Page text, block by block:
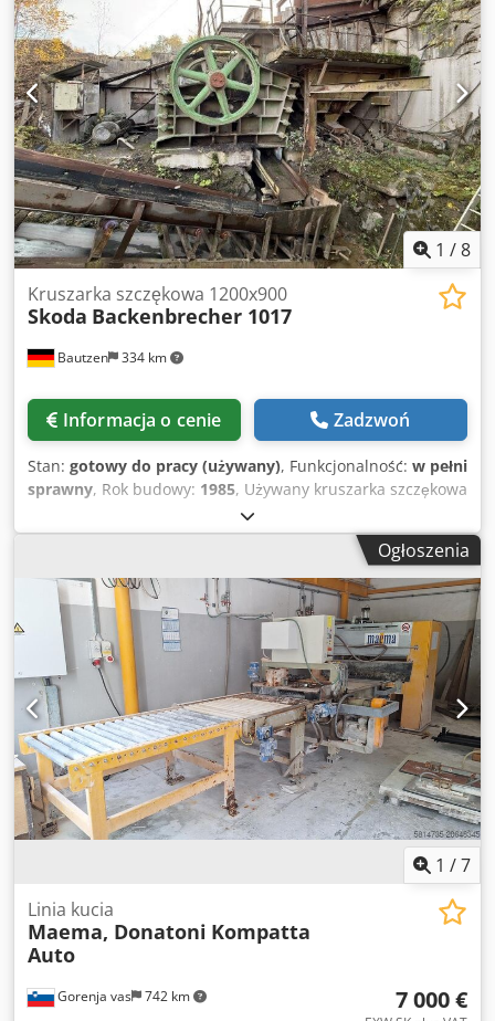
generalnego remontu: sprężyny, rama podstawowa, wał
kardana, urządzenia napinające oraz silnik elektryczny.
Możliwa jest wizja lokalna. Dwodpfx Aozb Nktjcpja
1 /8
Bautzen 334 km
Kruszarka szczękowa 1200x900
Skoda Backenbrecher 1017
Informacja o cenie Zadzwoń
Stan: gotowy do pracy (używany), Funkcjonalność: w pełni
sprawny, Rok budowy: 1985, Używany kruszarka szczękowa
Producent: Skoda Dwedpfx Asyluqyjcpja Typ: 1017 / 1200 x
900 Wielkość otworu wlotowego: 1000 x 700 mm Rozmiar
wylotu: 130-250 mm Silnik elektryczny: 130 kW Lej
zasypowy Taśmociąg z bunkrem przeładunkowym
Ogłoszenia
1 /7
Gorenja vas 742 km
Linia kucia
Maema, Donatoni Kompatta
Auto
7 000 €